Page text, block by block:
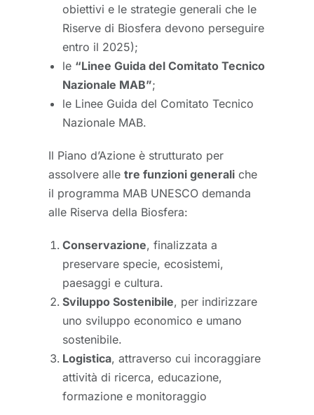
obiettivi e le strategie generali che le
Riserve di Biosfera devono perseguire
entro il 2025);
le “Linee Guida del Comitato Tecnico
Nazionale MAB”;
le Linee Guida del Comitato Tecnico
Nazionale MAB.
Il Piano d’Azione è strutturato per
assolvere alle tre funzioni generali che
il programma MAB UNESCO demanda
alle Riserva della Biosfera:
Conservazione, finalizzata a
preservare specie, ecosistemi,
paesaggi e cultura.
Sviluppo Sostenibile, per indirizzare
uno sviluppo economico e umano
sostenibile.
Logistica, attraverso cui incoraggiare
attività di ricerca, educazione,
formazione e monitoraggio